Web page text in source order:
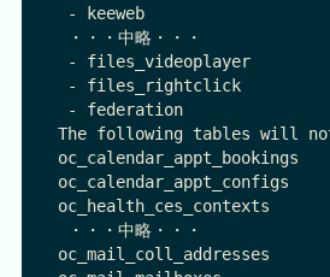
- keeweb
・・・中略・・・
- files_videoplayer
- files_rightclick
- federation
The following tables will
oc_calendar_appt_bookings
oc_calendar_appt_configs
oc_health_ces_contexts
・・・中略・・・
oc_mail_coll_addresses